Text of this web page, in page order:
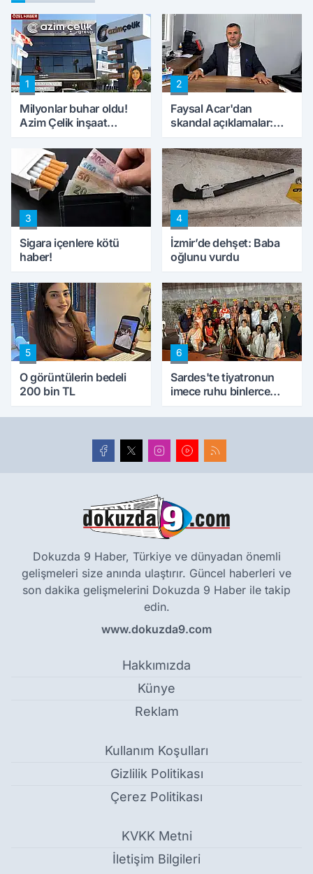
1
Milyonlar buhar oldu!
Azim Çelik inşaat
konuştu
2
Faysal Acar'dan
skandal açıklamalar:
peynircilerimizi de
kıskaca aldı, müdahale
ettik'
3
Sigara içenlere kötü
haber!
4
İzmir’de dehşet: Baba
oğlunu vurdu
5
O görüntülerin bedeli
200 bin TL
6
Sardes'te tiyatronun
imece ruhu binlerce
Dokuzda 9 Haber, Türkiye ve dünyadan önemli
gelişmeleri size anında ulaştırır. Güncel haberleri ve
son dakika gelişmelerini Dokuzda 9 Haber ile takip
edin.
www.dokuzda9.com
Hakkımızda
Künye
Reklam
Kullanım Koşulları
Gizlilik Politikası
Çerez Politikası
KVKK Metni
İletişim Bilgileri